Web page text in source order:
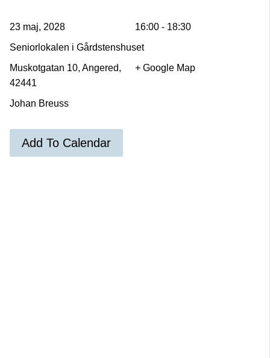
23 maj, 2028
16:00 - 18:30
Seniorlokalen i Gårdstenshuset
Muskotgatan 10, Angered,
42441
+ Google Map
Johan Breuss
Add To Calendar